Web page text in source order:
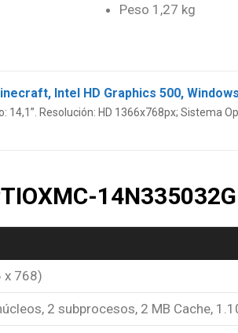
Peso 1,27 kg
Intel HD Graphics 500,
14,1”. Resolución: HD 1366x768px; Sistema
14N335032G
x 768)
2 subprocesos, 2 MB Cache,